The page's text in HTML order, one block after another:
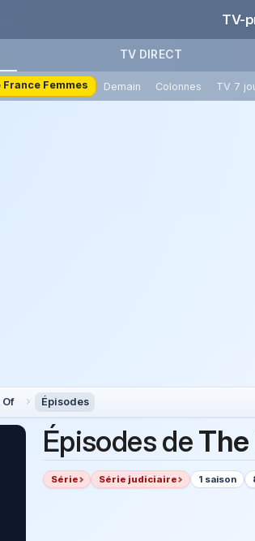
TV-
TV DIRECT
France Femmes Demain Colonnes TV 7
Of Épisodes
Épisodes de
Série Série judiciaire 1 saison